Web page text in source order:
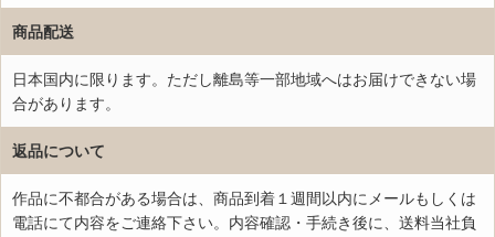
商品配送
日本国内に限ります。ただし離島等一部地域へはお届けできない場
合があります。
返品について
作品に不都合がある場合は、商品到着１週間以内にメールもしくは
電話にて内容をご連絡下さい。内容確認・手続き後に、送料当社負